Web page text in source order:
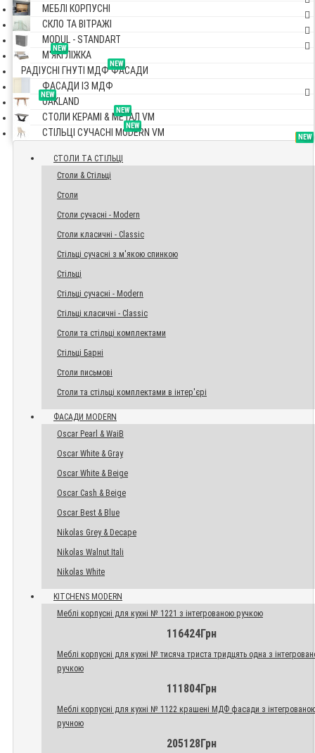
МЕБЛІ КОРПУСНІ
СКЛО ТА ВІТРАЖІ
MODUL - STANDART
NEW
М'ЯКІ ЛІЖКА
NEW
РАДІУСНІ ГНУТІ МДФ ФАСАДИ
ФАСАДИ ІЗ МДФ
NEW
OAKLAND
NEW
СТОЛИ КЕРАМІ & МЕТАЛ VM
NEW
СТІЛЬЦІ СУЧАСНІ MODERN VM TOP
СТОЛИ ТА СТІЛЬЦІ
Столи & Стільці
Столи
Столи сучасні - Modern
Столи класичні - Classic
Стільці сучасні з м'якою спинкою
Стільці
Стільці сучасні - Modern
Стільці класичні - Classic
Столи та стільці комплектами
Стільці Барні
Столи письмові
Столи та стільці комплектами в інтер'єрі
NEW
ФАСАДИ MODERN
Oscar Pearl & WaiB
Oscar White & Gray
Oscar White & Beige
Oscar Cash & Beige
Oscar Best & Blue
Nikolas Grey & Decape
Nikolas Walnut Itali
Nikolas White
NEW
KITCHENS MODERN
Меблі корпусні для кухні № 1221 з інтегрованою ручкою
116424Грн
Меблі корпусні для кухні № тисяча триста тридцять одна з
ручкою
111804Грн
Меблі корпусні для кухні № 1122 крашені МДФ фасади з
ручною
205128Грн
NEW